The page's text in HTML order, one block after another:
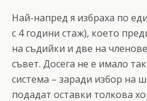
Най-напред я избраха по
с 4 години стаж), което
на съдийки и две на
съвет. Досега не е имало
система – заради избор на
подадат оставки толкова